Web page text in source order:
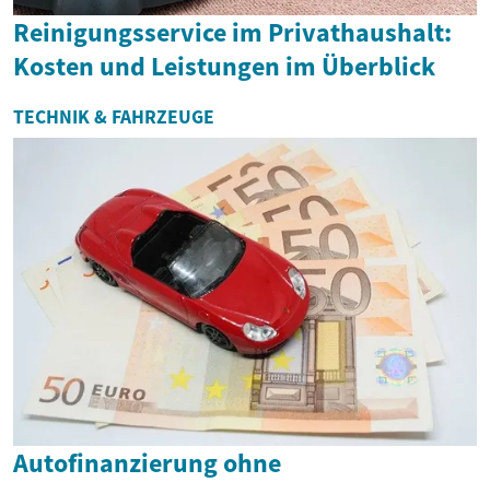
Reinigungsservice im Privathaushalt:
Kosten und Leistungen im Überblick
TECHNIK & FAHRZEUGE
Autofinanzierung ohne